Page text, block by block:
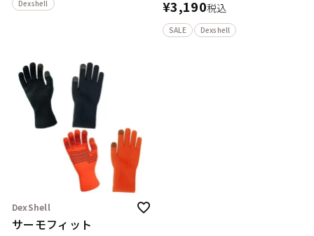
Dexshell
¥3,190税込
SALE Dexshell
DexShell
サーモフィット